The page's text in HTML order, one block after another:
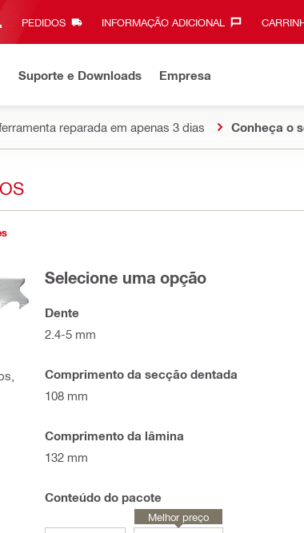
PEDIDOS INFORMAÇÃO ADICIONAL‎
Suporte e Downloads Empresa
reparada em apenas 3 dias Conheça o
Selecione uma opção
Dente
2.4-5 mm
Comprimento da secção dentada
108 mm
Comprimento da lâmina
132 mm
Conteúdo do pacote
Melhor preço